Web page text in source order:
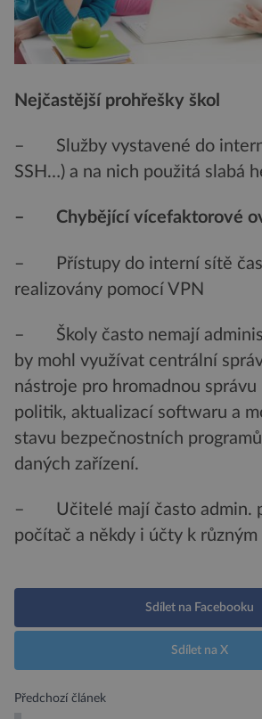
Nejčastější prohřešky škol
– Služby vystavené do
SSH…) a na nich použitá slabá
– Chybějící vícefaktorové
– Přístupy do interní sítě
realizovány pomocí VPN
– Školy často nemají
by mohl využívat centrální
nástroje pro hromadnou
politik, aktualizací softwaru a
stavu bezpečnostních
daných zařízení.
– Učitelé mají často admin.
počítač a někdy i účty k různým
Sdílet na Facebooku
Sdílet na X
Předchozí článek